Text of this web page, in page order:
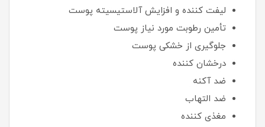
لیفت کننده و افزایش آلاستیسیته پوست
تأمین رطوبت مورد نیاز پوست
جلوگیری از خشکی پوست
درخشان کننده
ضد آکنه
ضد التهاب
مغذی کننده